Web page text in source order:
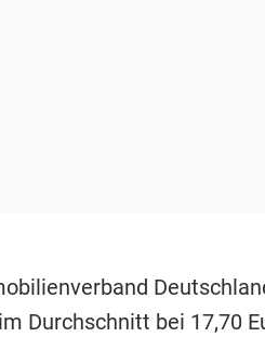
Durchschnitt bei 17,70